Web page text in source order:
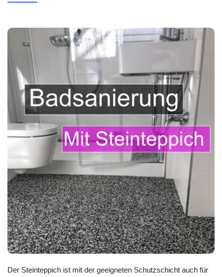
Der Steinteppich ist mit der geeigneten Schutzschicht auch für